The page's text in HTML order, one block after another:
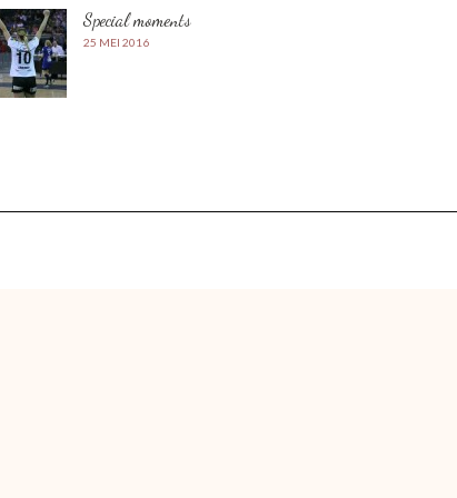
Special moments
25 MEI 2016